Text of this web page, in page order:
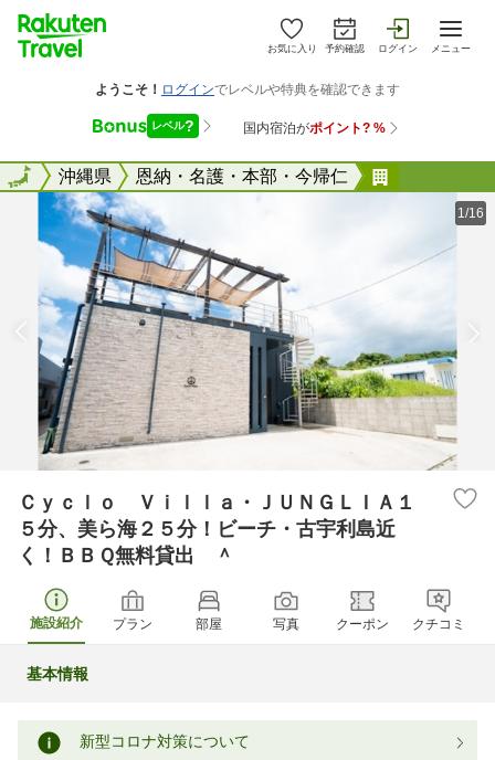
お気に入り 予約確認 ログイン メニュー
全国沖縄県 恩納・名護・本部・今帰仁
全国
1/16
Ｃｙｃｌｏ Ｖｉｌｌａ・ＪＵＮＧＬＩＡ１
５分、美ら海２５分！ビーチ・古宇利島近
く！ＢＢＱ無料貸出 ＾
施設紹介 プラン 部屋 写真 クーポン クチコミ
基本情報
新型コロナ対策について